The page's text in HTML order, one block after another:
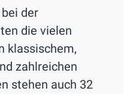
der
die vielen
klassischem,
zahlreichen
stehen auch 32